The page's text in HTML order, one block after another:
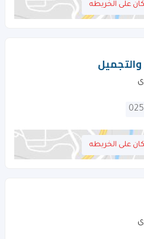
على الخريطه
والتجميل
على الخريطه